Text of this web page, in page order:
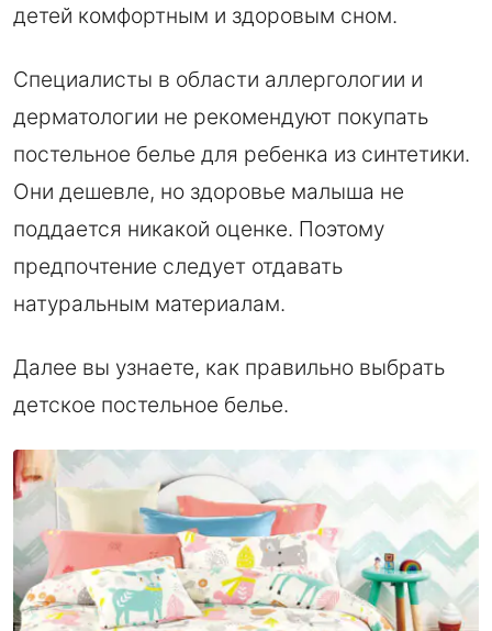
детей комфортным и здоровым сном.
Специалисты в области аллергологии и
дерматологии не рекомендуют покупать
постельное белье для ребенка из синтетики.
Они дешевле, но здоровье малыша не
поддается никакой оценке. Поэтому
предпочтение следует отдавать
натуральным материалам.
Далее вы узнаете, как правильно выбрать
детское постельное белье.